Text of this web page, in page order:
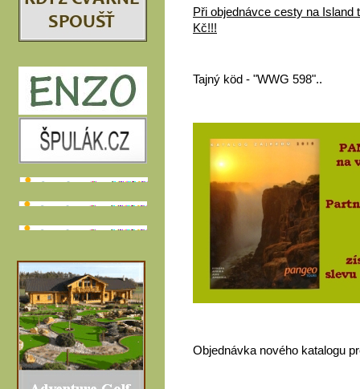
Při objednávce cesty na
Kč!!!
Tajný köd - "WWG 598"..
Objednávka nového katalogu